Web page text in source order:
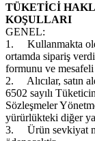
TÜKETİCİ
KOŞULLARI
GENEL:
1.
Kullanmakta
ortamda sipariş
formunu ve mesafeli
2.
Alıcılar, satın
6502 sayılı
Sözleşmeler
yürürlükteki diğer
3.
Ürün sevkiyat